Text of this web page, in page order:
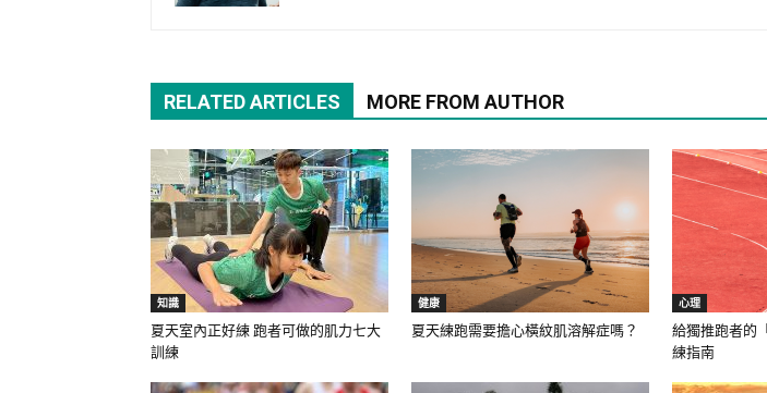
RELATED ARTICLES MORE FROM AUTHOR
知識
夏天室內正好練 跑者可做的肌力七大
訓練
健康
夏天練跑需要擔心橫紋肌溶解症嗎？
心理
給獨推跑者的
練指南